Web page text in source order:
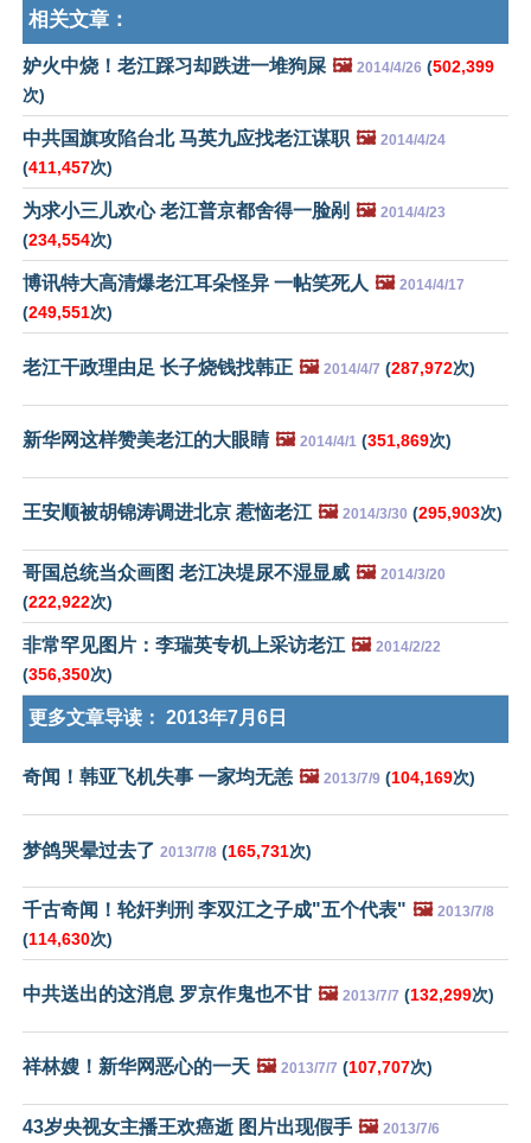
相关文章：
妒火中烧！老江踩习却跌进一堆狗屎 🖼️ 2014/4/26 (502,399
次)
中共国旗攻陷台北 马英九应找老江谋职 🖼️ 2014/4/24
(411,457次)
为求小三儿欢心 老江普京都舍得一脸剐 🖼️ 2014/4/23
(234,554次)
博讯特大高清爆老江耳朵怪异 一帖笑死人 🖼️ 2014/4/17
(249,551次)
老江干政理由足 长子烧钱找韩正 🖼️ 2014/4/7 (287,972次)
新华网这样赞美老江的大眼睛 🖼️ 2014/4/1 (351,869次)
王安顺被胡锦涛调进北京 惹恼老江 🖼️ 2014/3/30 (295,903次)
哥国总统当众画图 老江决堤尿不湿显威 🖼️ 2014/3/20
(222,922次)
非常罕见图片：李瑞英专机上采访老江 🖼️ 2014/2/22
(356,350次)
更多文章导读： 2013年7月6日
奇闻！韩亚飞机失事 一家均无恙 🖼️ 2013/7/9 (104,169次)
梦鸽哭晕过去了 2013/7/8 (165,731次)
千古奇闻！轮奸判刑 李双江之子成"五个代表" 🖼️ 2013/7/8
(114,630次)
中共送出的这消息 罗京作鬼也不甘 🖼️ 2013/7/7 (132,299次)
祥林嫂！新华网恶心的一天 🖼️ 2013/7/7 (107,707次)
43岁央视女主播王欢癌逝 图片出现假手 🖼️ 2013/7/6